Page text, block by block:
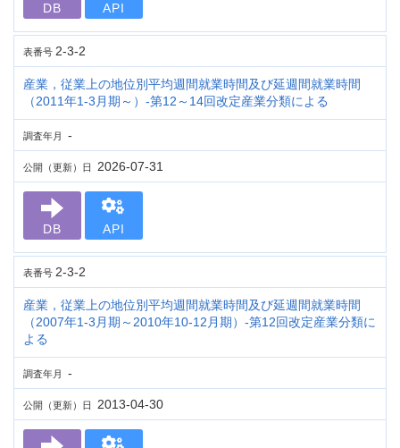
DB API
表番号 2-3-2
産業，従業上の地位別平均週間就業時間及び延週間就業時間
（2011年1-3月期～）-第12～14回改定産業分類による
調査年月 -
公開（更新）日 2026-07-31
DB API
表番号 2-3-2
産業，従業上の地位別平均週間就業時間及び延週間就業時間
（2007年1-3月期～2010年10-12月期）-第12回改定産業分類に
よる
調査年月 -
公開（更新）日 2013-04-30